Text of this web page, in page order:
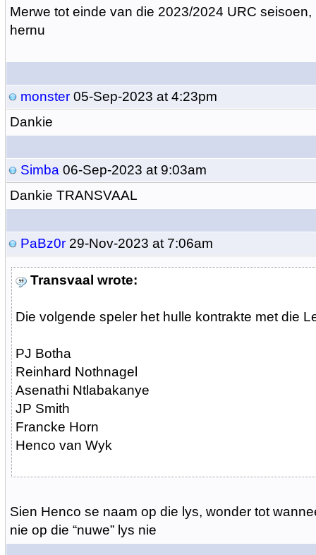
Merwe tot einde van die 2023/2024 URC
hernu
monster05-Sep-2023 at 4:23pm
Dankie
Simba 06-Sep-2023 at 9:03am
Dankie TRANSVAAL
PaBz0r29-Nov-2023 at 7:06am
Transvaal wrote:
Die volgende speler het hulle kontrakte met die
PJ Botha
Reinhard Nothnagel
Asenathi Ntlabakanye
JP Smith
Francke Horn
Henco van Wyk
Sien Henco se naam op die lys, wonder tot
nie op die “nuwe” lys nie